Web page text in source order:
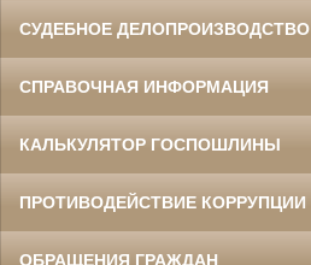
СУДЕБНОЕ ДЕЛОПРОИЗВОДСТВО
СПРАВОЧНАЯ ИНФОРМАЦИЯ
КАЛЬКУЛЯТОР ГОСПОШЛИНЫ
ПРОТИВОДЕЙСТВИЕ КОРРУПЦИИ
ОБРАЩЕНИЯ ГРАЖДАН